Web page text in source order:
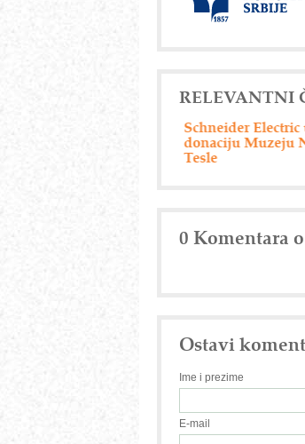
RELEVANTNI
Engel i Borealis-
Borouge-Nova
Chemicals Pre-K
0 Komentara
Ostavi
Ime i prezime
E-mail